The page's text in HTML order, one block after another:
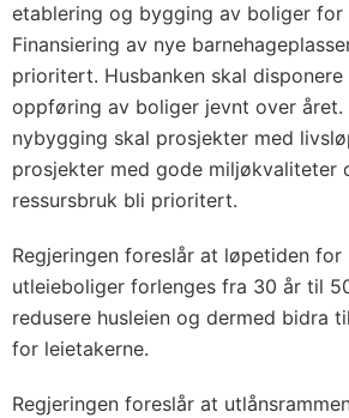
etablering og bygging av boliger for
Finansiering av nye
prioritert. Husbanken skal
oppføring av boliger jevnt over året.
nybygging skal prosjekter med
prosjekter med gode miljøkvaliteter
ressursbruk bli prioritert.
Regjeringen foreslår at løpetiden for
utleieboliger forlenges fra 30 år til
redusere husleien og dermed bidra
for leietakerne.
Regjeringen foreslår at